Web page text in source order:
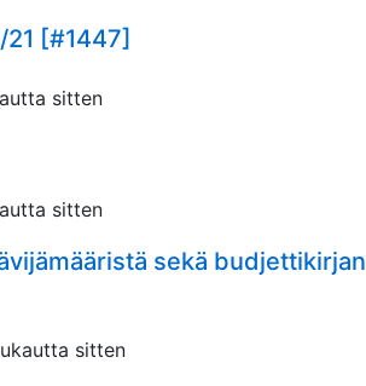
[#1447]
sitten
sitten
sekä budjettikirjan
sitten